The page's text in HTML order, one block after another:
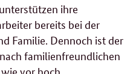
ihre
bereits bei der
Familie. Dennoch ist der
familienfreundlichen
vor hoch.